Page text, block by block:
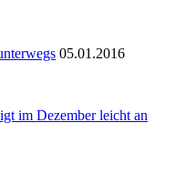
05.01.2016
im Dezember leicht an